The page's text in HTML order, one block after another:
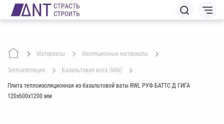
Материалы изоляционные материалы
теплоизоляция базальтовая вата (MW)
Плита теплоизоляционная из базальтовой ваты RWL РУФ БАТТС Д ГИГА
120х600х1200 мм